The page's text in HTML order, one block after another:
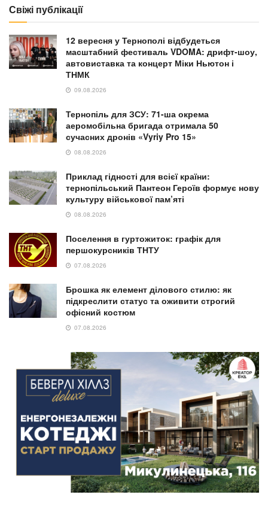
Свіжі публікації
12 вересня у Тернополі відбудеться
масштабний фестиваль VDOMA: дрифт-шоу,
автовиставка та концерт Міки Ньютон і
ТНМК
09.08.2026
Тернопіль для ЗСУ: 71-ша окрема
аеромобільна бригада отримала 50
сучасних дронів «Vyriy Pro 15»
08.08.2026
Приклад гідності для всієї країни:
тернопільський Пантеон Героїв формує нову
культуру військової пам’яті
08.08.2026
Поселення в гуртожиток: графік для
першокурсників ТНТУ
07.08.2026
Брошка як елемент ділового стилю: як
підкреслити статус та оживити строгий
офісний костюм
07.08.2026